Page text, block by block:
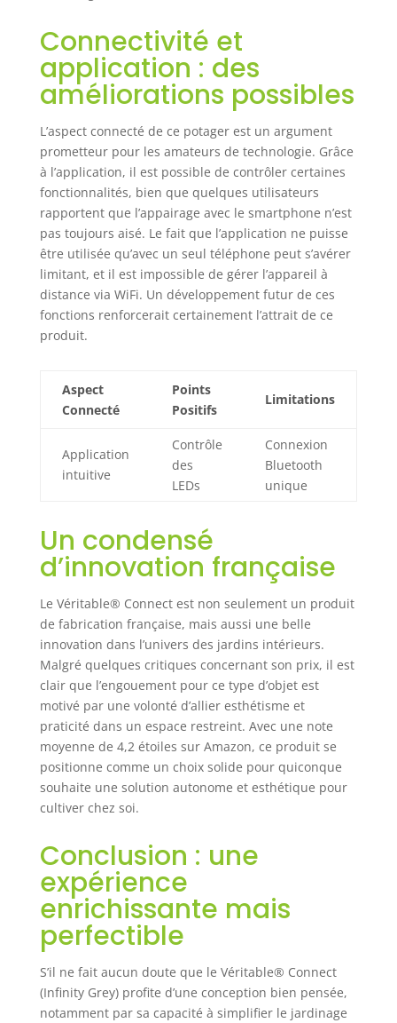
Connectivité et
application : des
améliorations possibles
L’aspect connecté de ce potager est un argument
prometteur pour les amateurs de technologie. Grâce
à l’application, il est possible de contrôler certaines
fonctionnalités, bien que quelques utilisateurs
rapportent que l’appairage avec le smartphone n’est
pas toujours aisé. Le fait que l’application ne puisse
être utilisée qu’avec un seul téléphone peut s’avérer
limitant, et il est impossible de gérer l’appareil à
distance via WiFi. Un développement futur de ces
fonctions renforcerait certainement l’attrait de ce
produit.
Aspect
Connecté
Points
Positifs
Limitations
Application
intuitive
Contrôle
des
LEDs
Connexion
Bluetooth
unique
Un condensé
d’innovation française
Le Véritable® Connect est non seulement un produit
de fabrication française, mais aussi une belle
innovation dans l’univers des jardins intérieurs.
Malgré quelques critiques concernant son prix, il est
clair que l’engouement pour ce type d’objet est
motivé par une volonté d’allier esthétisme et
praticité dans un espace restreint. Avec une note
moyenne de 4,2 étoiles sur Amazon, ce produit se
positionne comme un choix solide pour quiconque
souhaite une solution autonome et esthétique pour
cultiver chez soi.
Conclusion : une
expérience
enrichissante mais
perfectible
S’il ne fait aucun doute que le Véritable® Connect
(Infinity Grey) profite d’une conception bien pensée,
notamment par sa capacité à simplifier le jardinage